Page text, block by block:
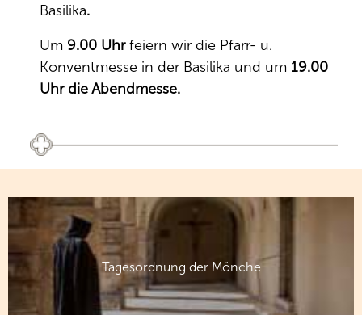
Basilika.
Um 9.00 Uhrfeiern wir die Pfarr- u.
Konventmesse in der Basilika und um 19.00
Uhr die Abendmesse.
Tagesordnung der Mönche